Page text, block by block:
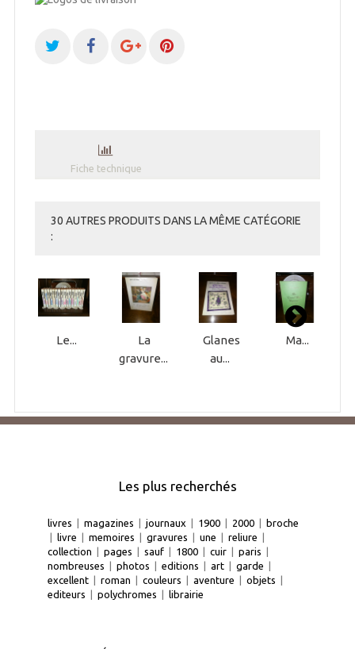
Fiche technique
30 AUTRES PRODUITS DANS LA MÊME CATÉGORIE
:
Le...
La
gravure...
Glanes
au...
Ma...
Les plus recherchés
livres | magazines | journaux | 1900 | 2000 | broche
| livre | memoires | gravures | une | reliure |
collection | pages | sauf | 1800 | cuir | paris |
nombreuses | photos | editions | art | garde |
excellent | roman | couleurs | aventure | objets |
editeurs | polychromes | librairie